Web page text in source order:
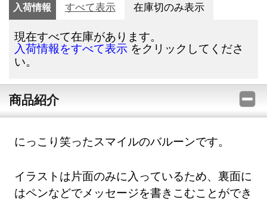
入荷情報 すべて表示 在庫切のみ表示
現在すべて在庫があります。
入荷情報をすべて表示 をクリックしてくださ
い。
商品紹介
にっこり笑ったスマイルのバルーンです。
イラストは片面のみに入っているため、裏面に
はペンなどでメッセージを書きこむことができ